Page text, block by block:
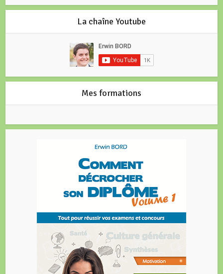
La chaîne Youtube
Mes formations